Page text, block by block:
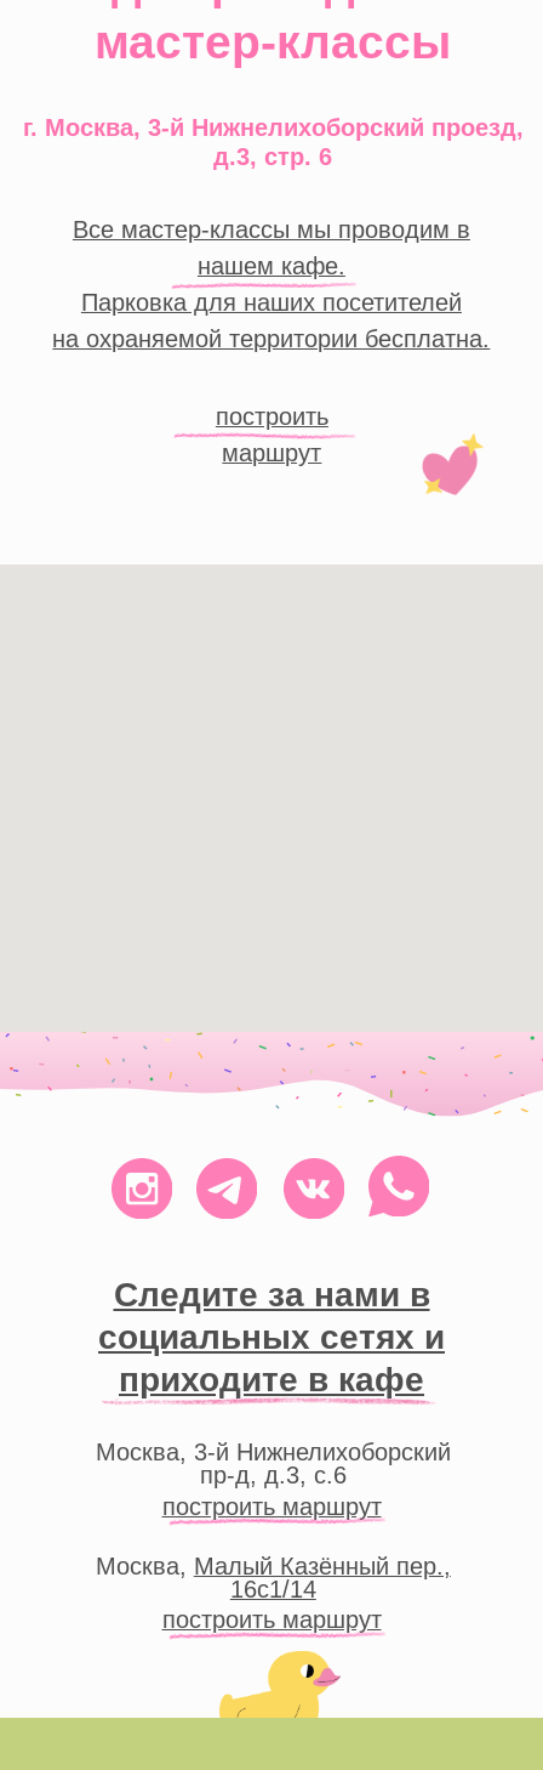
Следите за нами в
социальных сетях и
Москва, 3-й Нижнелихоборский
пр-д, д.3, c.6
построить маршрут
Москва,Малый Казённый пер.,
16с1/14